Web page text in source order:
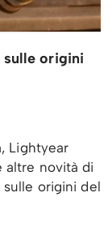
sulle origini
Lightyear
altre novità di
origini del